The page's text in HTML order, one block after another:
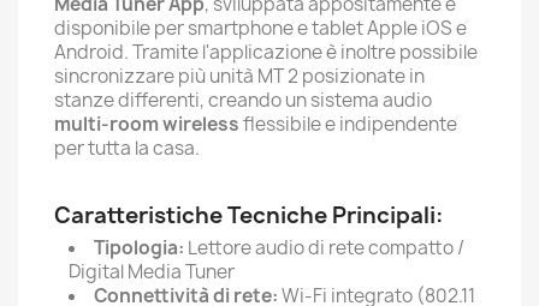
disponibile per smartphone e tablet Apple iOS e
Android. Tramite l'applicazione è inoltre possibile
sincronizzare più unità MT 2 posizionate in
stanze differenti, creando un sistema audio
multi-room wirelessflessibile e indipendente
per tutta la casa.
Caratteristiche Tecniche Principali:
Tipologia: Lettore audio di rete compatto /
Digital Media Tuner
Connettività di rete:Wi-Fi integrato (802.11